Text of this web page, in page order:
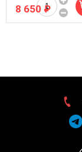
8 650 ₽